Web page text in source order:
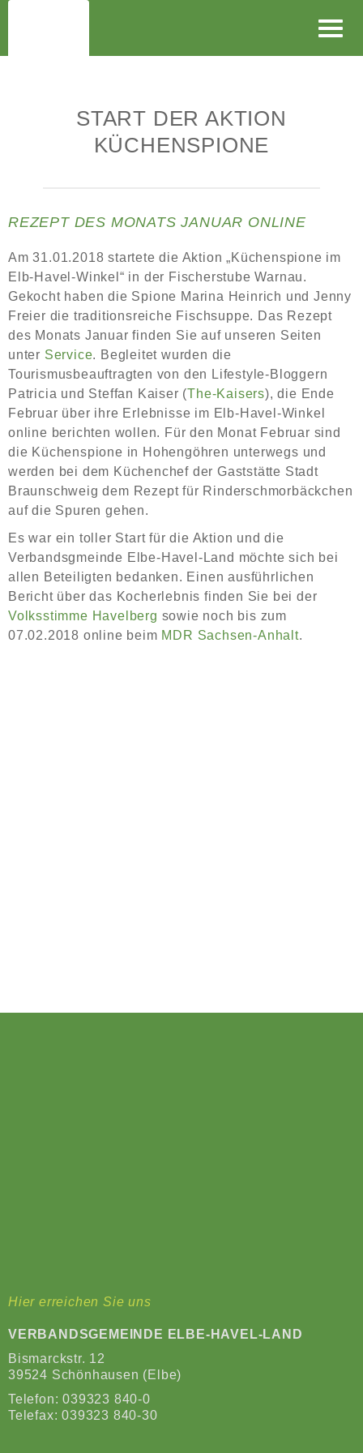
START DER AKTION
KÜCHENSPIONE
REZEPT DES MONATS JANUAR ONLINE
Am 31.01.2018 startete die Aktion „Küchenspione im
Elb-Havel-Winkel“ in der Fischerstube Warnau.
Gekocht haben die Spione Marina Heinrich und Jenny
Freier die traditionsreiche Fischsuppe. Das Rezept
des Monats Januar finden Sie auf unseren Seiten
unter Service. Begleitet wurden die
Tourismusbeauftragten von den Lifestyle-Bloggern
Patricia und Steffan Kaiser (The-Kaisers), die Ende
Februar über ihre Erlebnisse im Elb-Havel-Winkel
online berichten wollen. Für den Monat Februar sind
die Küchenspione in Hohengöhren unterwegs und
werden bei dem Küchenchef der Gaststätte Stadt
Braunschweig dem Rezept für Rinderschmorbäckchen
auf die Spuren gehen.
Es war ein toller Start für die Aktion und die
Verbandsgmeinde Elbe-Havel-Land möchte sich bei
allen Beteiligten bedanken. Einen ausführlichen
Bericht über das Kocherlebnis finden Sie bei der
Volksstimme Havelberg sowie noch bis zum
07.02.2018 online beim MDR Sachsen-Anhalt.
Hier erreichen Sie uns
VERBANDSGEMEINDE ELBE-HAVEL-LAND
Bismarckstr. 12
39524 Schönhausen (Elbe)
Telefon:039323 840-0
Telefax: 039323 840-30